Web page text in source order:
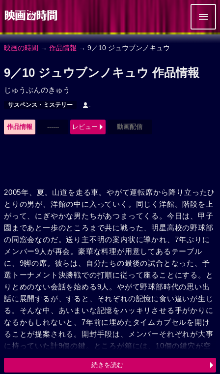
映画の時間 → 作品情報 → 9／10 ジュウブンノキュウ
9／10 ジュウブンノキュウ 作品情報
じゅうぶんのきゅう
サスペンス・ミステリー -
作品情報 ------ レビュー 動画配信
2005年、夏。山道を走る車。やがて運転席から降り立ったひ
とりの男が、洋館の中に入っていく。同じく洋館。階段を上
がって、にぎやかな男たちがあつまってくる。今日は、甲子
園まであと一歩のところまで共に戦った、明星高校の野球部
の同窓会なのだ。送り主不明の案内状に導かれ、7年ぶりに
メンバー9人が再会。豪華な料理が用意してあるテーブル
に、9脚の席。彼らは、自分たちの最後の試合となった、予
選トーナメント決勝戦での打順に従って座ることにする。と
りとめのない会話を始める9人。やがて野球部時代の思い出
話に展開するが、すると、それぞれの記憶に食い違いが生じ
る。そんな中、あいまいな記憶をハッキリさせる手がかりに
なるかもしれないと、7年前に埋めたタイムカプセルを開け
ることが提案される。開封手段は、メンバーそれぞれが大事
に持っていた計9個の鍵。ところが箱には、10個の鍵穴が空
いているのだった。「何かがおかしい……」自分たちの思い
出の大きな空白に気付くメンバーたち。事態はさらに二転三
続きを読む